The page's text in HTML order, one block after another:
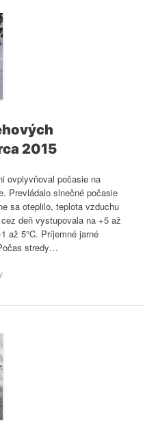
2015
ovplyvňoval počasie na
Prevládalo slnečné počasie
sa oteplilo, teplota vzduchu
deň vystupovala na +5 až
až 5°C. Príjemné jarné
stredy…
.